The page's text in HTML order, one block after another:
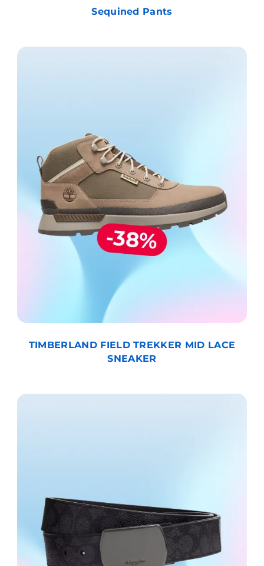
Sequined Pants
TIMBERLAND FIELD TREKKER MID LACE
SNEAKER